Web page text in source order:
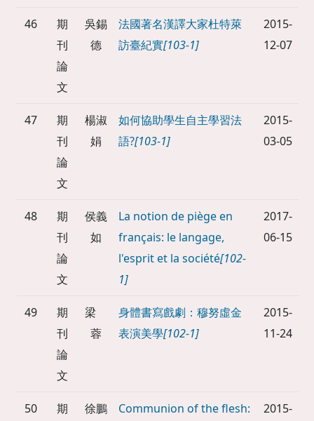
46
期
刊
論
文
吳錫
德
法國著名漢譯大家杜特萊
訪臺紀實[103-1]
2015-
12-07
47
期
刊
論
文
楊淑
娟
如何協助學生自主學習法
語?[103-1]
2015-
03-05
48
期
刊
論
文
侯義
如
La notion de piège en
français: le langage,
l'esprit et la société[102-
1]
2017-
06-15
49
期
刊
論
文
梁
蓉
身體書寫戲劇：穆努虛金
表演美學[102-1]
2015-
11-24
50
期
徐鵬
Communion of the flesh:
2015-